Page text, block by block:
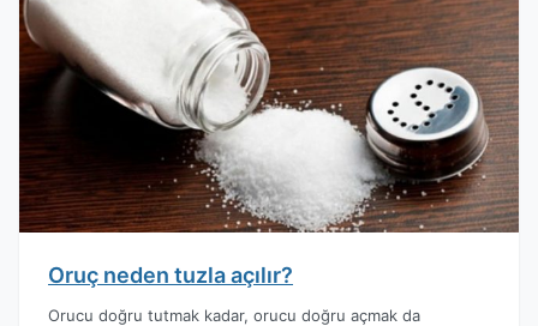
Oruç neden tuzla açılır?
Orucu doğru tutmak kadar, orucu doğru açmak da